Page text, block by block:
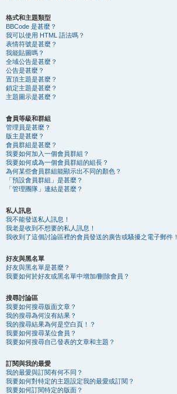
格式和主題類型
BBCode 是甚麼？
我可以使用 HTML 語法嗎？
表情符號是甚麼？
我能貼圖嗎？
全域公告是甚麼？
公告是甚麼？
置頂主題是甚麼？
鎖定主題是甚麼？
主題圖示是甚麼？
會員等級和群組
管理員是甚麼？
版主是甚麼？
會員群組是甚麼？
我要如何加入一個會員群組？
我要如何成為一個會員群組的組長？
為何某些會員群組能顯示出不同的顏色？
「預設會員群組」是甚麼？
「管理團隊」連結是甚麼？
私人訊息
我不能發送私人訊息！
我老是收到不想要的私人訊息！
我收到了這個討論區裡的會員發送的廣告或騷擾之電子郵件！
好友與黑名單
好友與黑名單是甚麼？
我要如何於好友或黑名單中增加/刪除會員？
搜尋討論區
我要如何搜尋版面文章？
我的搜尋為何沒有結果？
我的搜尋結果為何是空白頁！？
我要如何搜尋某位會員？
我要如何搜尋自己發表的文章和主題？
訂閱與我的最愛
我的最愛與訂閱有何不同？
我要如何對特定的主題設定我的最愛或訂閱？
我要如何訂閱特定的版面？